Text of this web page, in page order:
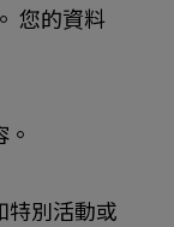
您的資料
特別活動或